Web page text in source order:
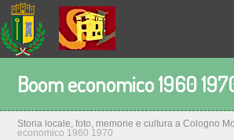
Boom economico 1960
Storia locale, foto, memorie e cultura a Cologno
economico 1960 1970